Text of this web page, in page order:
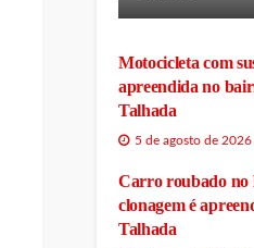
Motocicleta com
apreendida no
Talhada
5 de agosto de 2026
Carro roubado no
clonagem é
Talhada